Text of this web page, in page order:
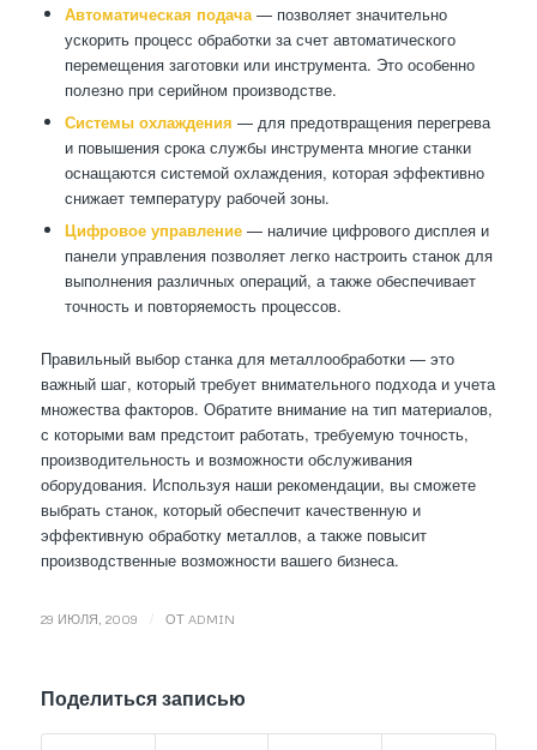
Автоматическая подача— позволяет значительно
ускорить процесс обработки за счет автоматического
перемещения заготовки или инструмента. Это особенно
полезно при серийном производстве.
Системы охлаждения — для предотвращения перегрева
и повышения срока службы инструмента многие станки
оснащаются системой охлаждения, которая эффективно
снижает температуру рабочей зоны.
Цифровое управление— наличие цифрового дисплея и
панели управления позволяет легко настроить станок для
выполнения различных операций, а также обеспечивает
точность и повторяемость процессов.
Правильный выбор станка для металлообработки — это
важный шаг, который требует внимательного подхода и учета
множества факторов. Обратите внимание на тип материалов,
с которыми вам предстоит работать, требуемую точность,
производительность и возможности обслуживания
оборудования. Используя наши рекомендации, вы сможете
выбрать станок, который обеспечит качественную и
эффективную обработку металлов, а также повысит
производственные возможности вашего бизнеса.
29 ИЮЛЯ, 2009 ОТ ADMIN
Поделиться записью